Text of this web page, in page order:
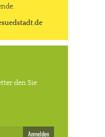
den Sie
Anmelden